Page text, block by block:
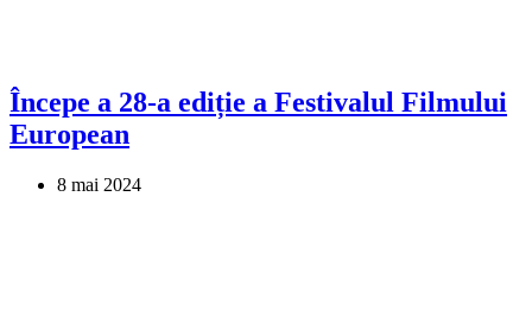
Începe a 28-a ediție a Festivalul Filmului
European
8 mai 2024